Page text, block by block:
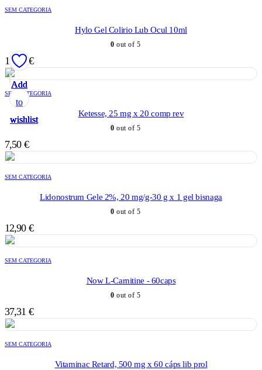
Add
to
wishlist
SEM CATEGORIA
Hylo Gel Colirio Lub Ocul 10ml
0 out of 5
18,90€
Add
to
wishlist
SEM CATEGORIA
Ketesse, 25 mg x 20 comp rev
0 out of 5
7,50 €
Add
to
wishlist
SEM CATEGORIA
Lidonostrum Gele 2%, 20 mg/g-30 g x 1 gel bisnaga
0 out of 5
12,90 €
Add
to
wishlist
SEM CATEGORIA
Now L-Carnitine - 60caps
0 out of 5
37,31 €
Add
to
wishlist
SEM CATEGORIA
Vitaminac Retard, 500 mg x 60 cáps lib prol